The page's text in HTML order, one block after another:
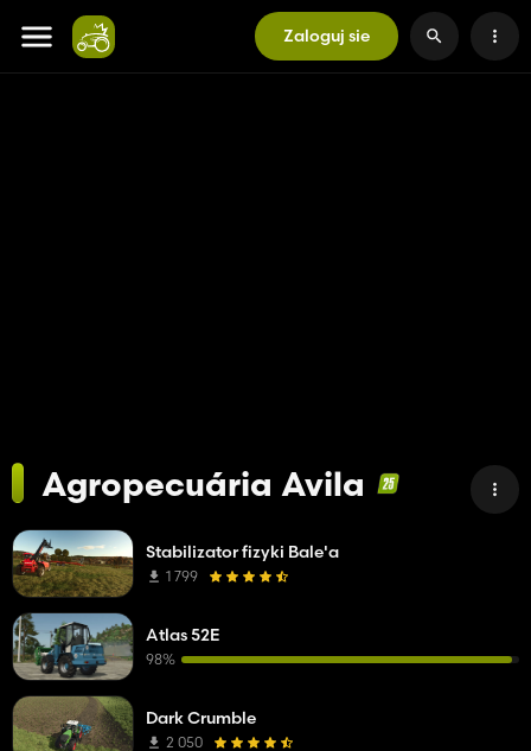
Zaloguj sie
Agropecuária Avila
Stabilizator fizyki Bale'a
1 799
Atlas 52E
98%
Dark Crumble
2 050